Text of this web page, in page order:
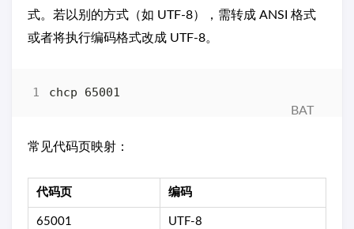
式。若以别的方式（如 UTF-8），需转成 ANSI 格式
或者将执行编码格式改成 UTF-8。
常见代码页映射：
代码页 编码
65001 UTF-8